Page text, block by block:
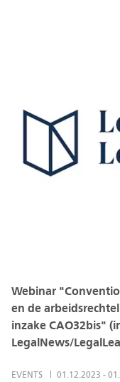
Webinar
en de
inzake CAO32bis"
LegalNews/
EVENTS 01.12.2023 -